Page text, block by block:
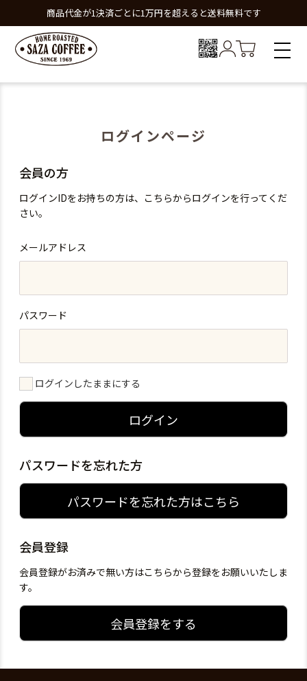
商品代金が1決済ごとに1万円を超えると送料無料です
ログインページ
会員の方
ログインIDをお持ちの方は、こちらからログインを行ってくだ
さい。
メールアドレス
パスワード
ログインしたままにする
ログイン
パスワードを忘れた方
パスワードを忘れた方はこちら
会員登録
会員登録がお済みで無い方はこちらから登録をお願いいたしま
す。
会員登録をする